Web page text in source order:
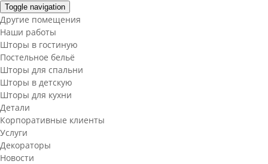
Toggle navigation
Другие помещения
Наши работы
Шторы в гостиную
Постельное бельё
Шторы для спальни
Шторы в детскую
Шторы для кухни
Детали
Корпоративные клиенты
Услуги
Декораторы
Новости